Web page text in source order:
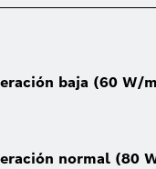
baja (60 W/
normal (80